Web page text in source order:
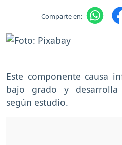
Comparte en:
Este componente causa
bajo grado y desarrolla
según estudio.